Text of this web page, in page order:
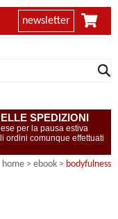
newsletter
SPEDIZIONI
per la pausa estiva
ordini comunque effettuati
home > ebook > bodyfulness